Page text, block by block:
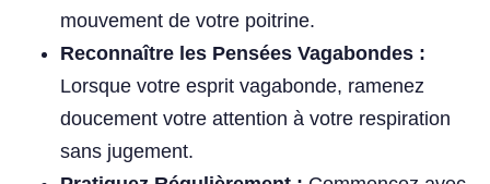
mouvement de votre poitrine.
Reconnaître les Pensées Vagabondes :
Lorsque votre esprit vagabonde, ramenez
doucement votre attention à votre respiration
sans jugement.